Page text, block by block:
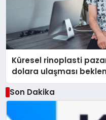
Küresel rinoplasti
dolara ulaşması
Son Dakika